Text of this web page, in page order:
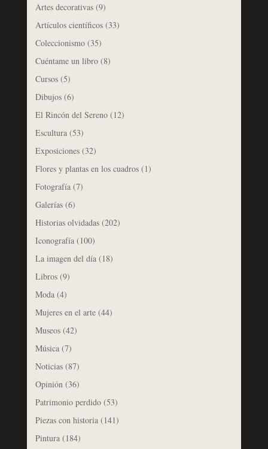
Artes decorativas(9)
Artículos científicos(33)
Coleccionismo(35)
Cuéntame un libro(8)
Cursos(5)
Dibujos(6)
El Rincón del Sereno(12)
Escultura(53)
Exposiciones(32)
Flores y plantas en los cuadros(1)
Fotografía(7)
Galerías(6)
Historias olvidadas(202)
Iconografía(100)
La imagen del día(18)
Libros(9)
Moda(4)
Mujeres en el arte(44)
Museos(42)
Música(7)
Noticias(87)
Opinión (36)
Patrimonio perdido(53)
Piezas con historia(141)
Pintura(184)